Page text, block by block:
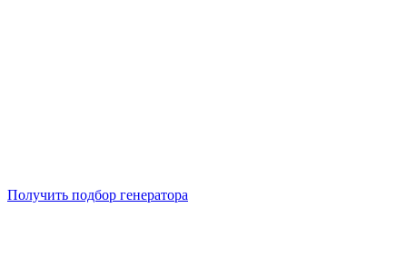
Получить подбор генератора